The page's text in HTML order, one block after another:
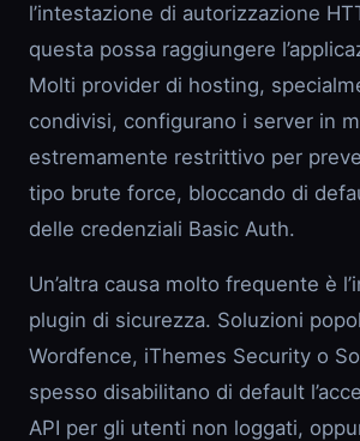
l’intestazione di autorizzazione
questa possa raggiungere
Molti provider di hosting,
condivisi, configurano i server in
estremamente restrittivo per
tipo brute force, bloccando di
delle credenziali Basic Auth.
Un’altra causa molto frequente è
plugin di sicurezza. Soluzioni
Wordfence, iThemes Security o
spesso disabilitano di default
API per gli utenti non loggati,